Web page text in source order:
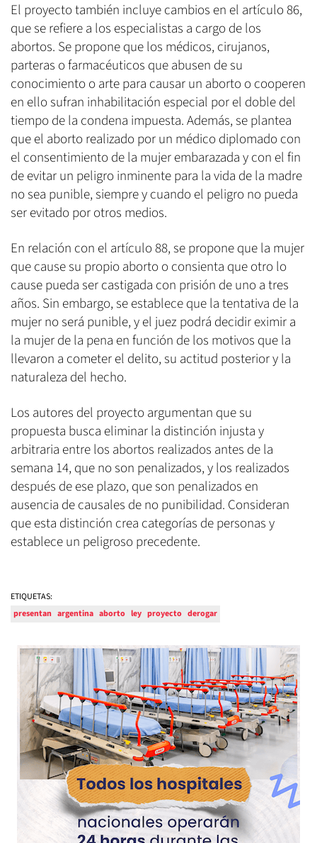
El proyecto también incluye cambios en el artículo 86,
que se refiere a los especialistas a cargo de los
abortos. Se propone que los médicos, cirujanos,
parteras o farmacéuticos que abusen de su
conocimiento o arte para causar un aborto o cooperen
en ello sufran inhabilitación especial por el doble del
tiempo de la condena impuesta. Además, se plantea
que el aborto realizado por un médico diplomado con
el consentimiento de la mujer embarazada y con el fin
de evitar un peligro inminente para la vida de la madre
no sea punible, siempre y cuando el peligro no pueda
ser evitado por otros medios.
En relación con el artículo 88, se propone que la mujer
que cause su propio aborto o consienta que otro lo
cause pueda ser castigada con prisión de uno a tres
años. Sin embargo, se establece que la tentativa de la
mujer no será punible, y el juez podrá decidir eximir a
la mujer de la pena en función de los motivos que la
llevaron a cometer el delito, su actitud posterior y la
naturaleza del hecho.
Los autores del proyecto argumentan que su
propuesta busca eliminar la distinción injusta y
arbitraria entre los abortos realizados antes de la
semana 14, que no son penalizados, y los realizados
después de ese plazo, que son penalizados en
ausencia de causales de no punibilidad. Consideran
que esta distinción crea categorías de personas y
establece un peligroso precedente.
ETIQUETAS:
presentan argentina aborto ley proyecto derogar